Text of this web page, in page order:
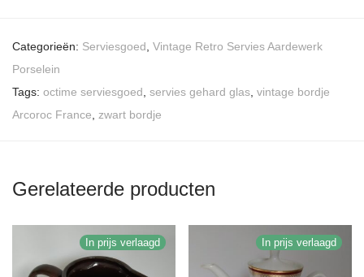
Categorieën: Serviesgoed Vintage Retro Servies Aardewerk
Porselein
Tags: octime serviesgoed servies gehard glas vintage bordje
Arcoroc France
zwart bordje
Gerelateerde producten
In prijs verlaagd In prijs verlaagd